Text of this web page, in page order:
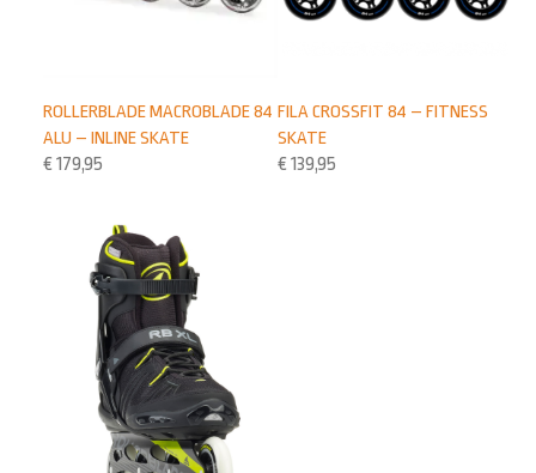
FILA CROSSFIT 84 – FITNESS
SKATE
€ 139,95
ROLLERBLADE MACROBLADE 84
ALU – INLINE SKATE
€ 179,95